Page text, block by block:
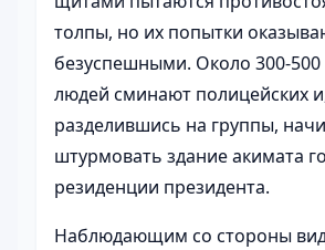
толпы, но их попытки
безуспешными. Около 300-
людей сминают полицейских
разделившись на группы,
штурмовать здание акимата
резиденции президента.
Наблюдающим со стороны